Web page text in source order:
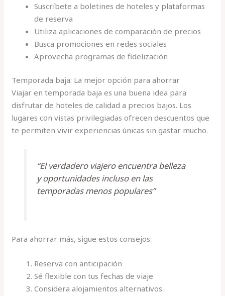
Suscríbete a boletines de hoteles y plataformas
de reserva
Utiliza aplicaciones de comparación de precios
Busca promociones en redes sociales
Aprovecha programas de fidelización
Temporada baja: La mejor opción para ahorrar
Viajar en temporada baja es una buena idea para
disfrutar de hoteles de calidad a precios bajos. Los
lugares con vistas privilegiadas ofrecen descuentos que
te permiten vivir experiencias únicas sin gastar mucho.
“El verdadero viajero encuentra belleza
y oportunidades incluso en las
temporadas menos populares”
Para ahorrar más, sigue estos consejos:
Reserva con anticipación
Sé flexible con tus fechas de viaje
Considera alojamientos alternativos